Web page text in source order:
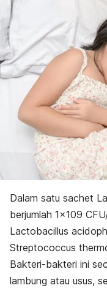
Dalam satu sachet
berjumlah 1×109
Lactobacillus
Streptococcus
Bakteri-bakteri ini
lambung atau usus,